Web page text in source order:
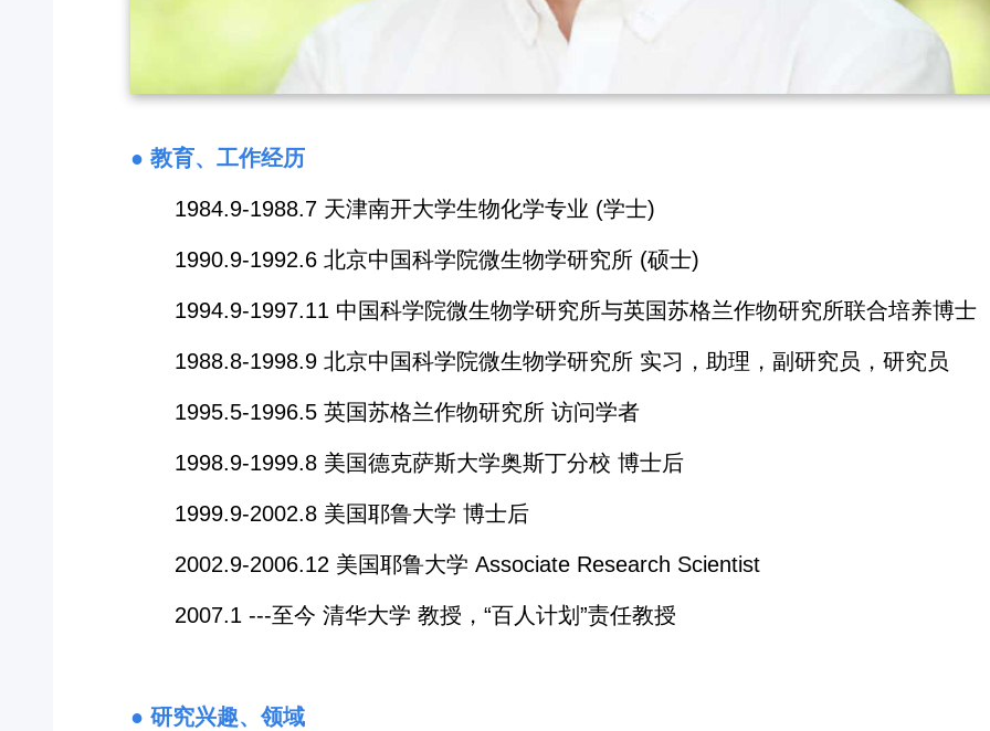
● 教育、工作经历
1984.9-1988.7 天津南开大学生物化学专业 (学士)
1990.9-1992.6 北京中国科学院微生物学研究所 (硕士)
1994.9-1997.11 中国科学院微生物学研究所与英国苏格兰作物研究所联合培养博士
1988.8-1998.9 北京中国科学院微生物学研究所 实习，助理，副研究员，研究员
1995.5-1996.5 英国苏格兰作物研究所 访问学者
1998.9-1999.8 美国德克萨斯大学奥斯丁分校 博士后
1999.9-2002.8 美国耶鲁大学 博士后
2002.9-2006.12 美国耶鲁大学 Associate Research Scientist
2007.1 ---至今 清华大学 教授，“百人计划”责任教授
● 研究兴趣、领域